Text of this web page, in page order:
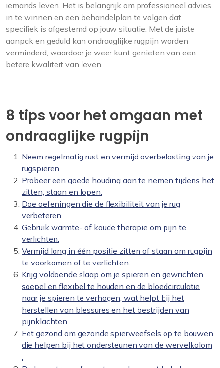
iemands leven. Het is belangrijk om professioneel advies
in te winnen en een behandelplan te volgen dat
specifiek is afgestemd op jouw situatie. Met de juiste
aanpak en geduld kan ondraaglijke rugpijn worden
verminderd, waardoor je weer kunt genieten van een
betere kwaliteit van leven.
8 tips voor het omgaan met
ondraaglijke rugpijn
Neem regelmatig rust en vermijd overbelasting van je
rugspieren.
Probeer een goede houding aan te nemen tijdens het
zitten, staan ​​en lopen.
Doe oefeningen die de flexibiliteit van je rug
verbeteren.
Gebruik warmte- of koude therapie om pijn te
verlichten.
Vermijd lang in één positie zitten of staan ​​om rugpijn
te voorkomen of te verlichten.
Krijg voldoende slaap om je spieren en gewrichten
soepel en flexibel te houden en de bloedcirculatie
naar je spieren te verhogen, wat helpt bij het
herstellen van blessures en het bestrijden van
pijnklachten .
Eet gezond om gezonde spierweefsels op te bouwen
die helpen bij het ondersteunen van de wervelkolom
.